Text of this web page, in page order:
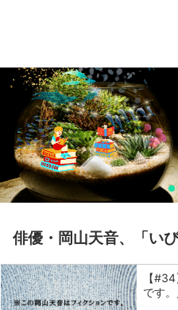
俳優・岡山天音、「い
【
です